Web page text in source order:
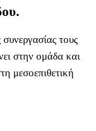
τους
στην ομάδα και
μεσοεπιθετική